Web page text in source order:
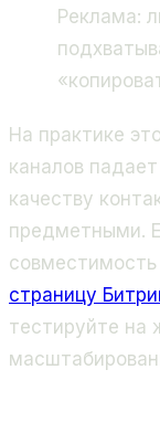
Реклама:
На практике
каналов
качеству
предметными.
страницу
тестируйте на